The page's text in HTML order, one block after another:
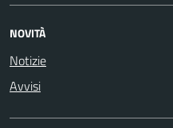
NOVITÀ
Notizie
Avvisi